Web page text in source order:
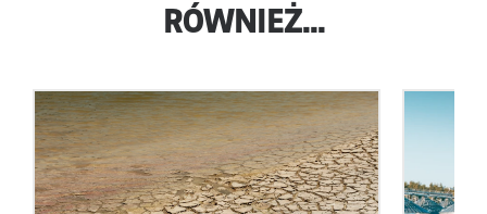
RÓWNIEŻ...